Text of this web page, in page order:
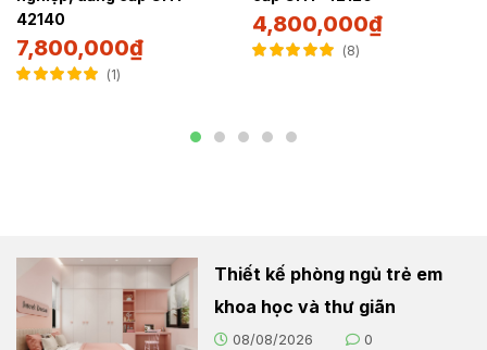
42140
7,800,000₫
1
4,800,000₫
8
Thiết kế phòng ngủ trẻ em
khoa học và thư giãn
08/08/2026 0